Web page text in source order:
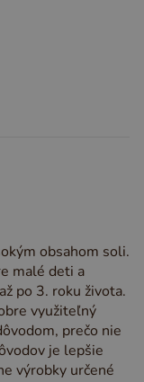
obsahom soli.
malé deti a
po 3. roku života.
využiteľný
prečo nie
je lepšie
výrobky určené